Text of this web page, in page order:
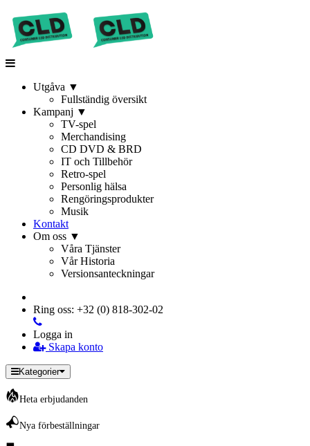
Utgåva ▼
Fullständig översikt
Kampanj ▼
TV-spel
Merchandising
CD DVD & BRD
IT och Tillbehör
Retro-spel
Personlig hälsa
Rengöringsprodukter
Musik
Kontakt
Om oss ▼
Våra Tjänster
Vår Historia
Versionsanteckningar
Ring oss: +32 (0) 818-302-02
Logga in
Skapa konto
Kategorier
Heta erbjudanden
Nya förbeställningar